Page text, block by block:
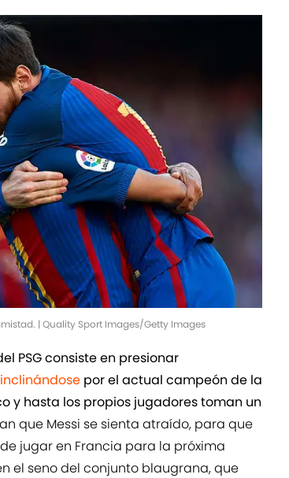
| Quality Sport Images/Getty Images
PSG consiste en presionar
por el actual campeón de la
y hasta los propios jugadores toman un
que Messi se sienta atraído, para que
jugar en Francia para la próxima
el seno del conjunto blaugrana, que